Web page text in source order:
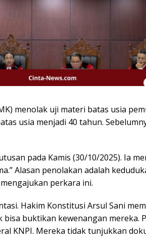
menolak uji materi batas usia
usia menjadi 40 tahun.
pada Kamis (30/10/2025). Ia
Alasan penolakan adalah
perkara ini.
Hakim Konstitusi Arsul Sani
buktikan kewenangan mereka.
KNPI. Mereka tidak tunjukkan